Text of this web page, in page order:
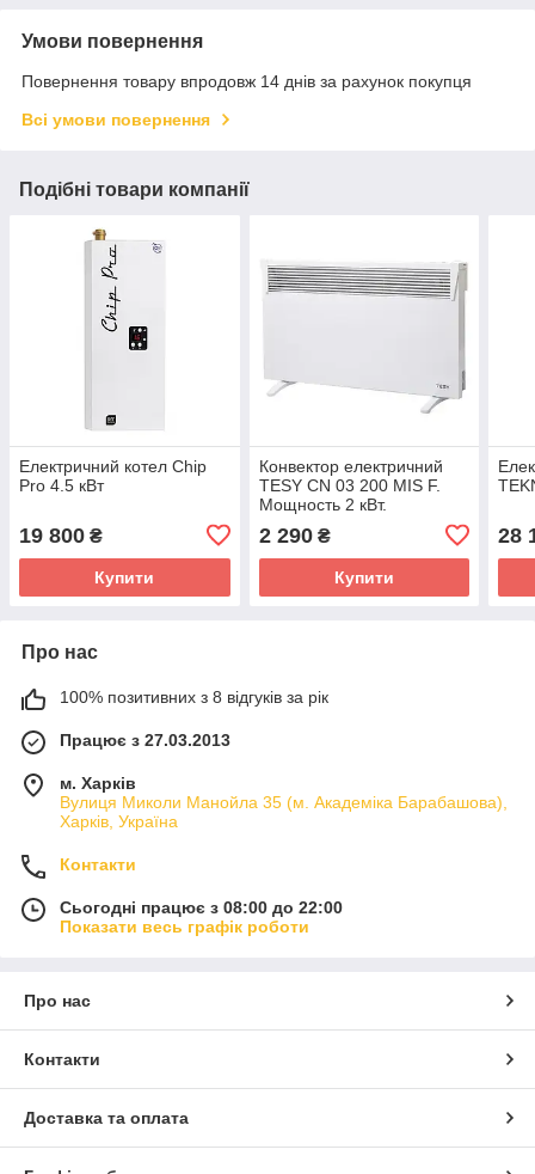
Умови повернення
Повернення товару впродовж 14 днів за рахунок покупця
Всі умови повернення
Подібні товари компанії
Електричний котел Chip
Pro 4.5 кВт
19 800 ₴
Купити
Конвектор електричний
TESY CN 03 200 MIS F.
Мощность 2 кВт.
2 290₴
Купити
28
Про нас
100% позитивних з 8 відгуків за рік
Працює з 27.03.2013
м. Харків
Вулиця Миколи Манойла 35 (м. Академіка Барабашова),
Харків, Україна
Контакти
Сьогодні працює з 08:00 до 22:00
Показати весь графік роботи
Про нас
Контакти
Доставка та оплата